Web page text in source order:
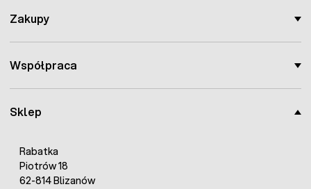
Sklep
Rabatka
Piotrów 18
62-814 Blizanów
Zakupy
Współpraca